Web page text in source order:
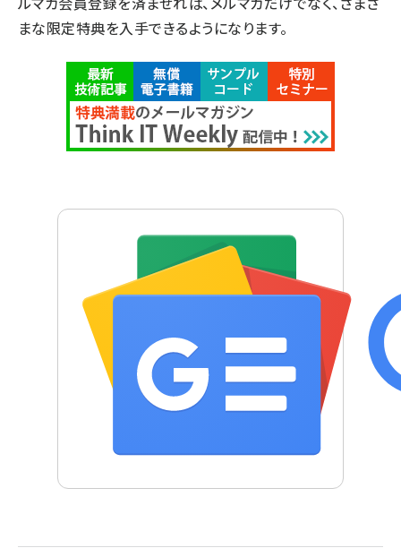
まな限定特典を入手できるようになります。